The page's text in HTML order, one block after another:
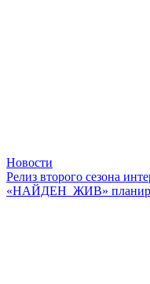
Новости
Релиз второго сезона
«НАЙДЕН_ЖИВ»